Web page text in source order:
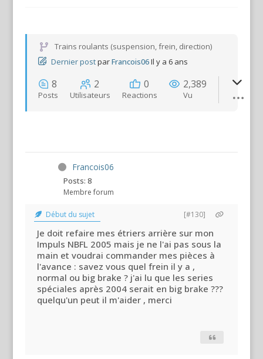
Trains roulants (suspension, frein, direction)
Dernier postparFrancois06Il y a 6 ans
8
Posts
2
Utilisateurs
0
Reactions
2,389
Vu
Francois06
Posts: 8
Membre forum
Début du sujet [#130]
Je doit refaire mes étriers arrière sur mon
Impuls NBFL 2005 mais je ne l'ai pas sous la
main et voudrai commander mes pièces à
l'avance : savez vous quel frein il y a ,
normal ou big brake ? j'ai lu que les series
spéciales après 2004 serait en big brake ???
quelqu'un peut il m'aider , merci